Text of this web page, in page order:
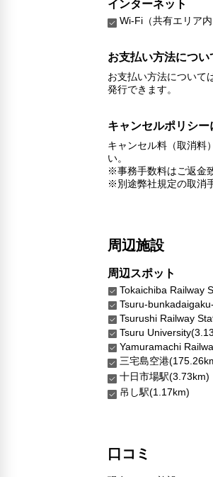
インターネット
Wi-Fi（共有エリア内
お支払い方法につい
お支払い方法について
発行できます。
キャンセルポリシー
キャンセル料（取消料
い。
※事務手数料はご返金
※別途弊社規定の取消
周辺施設
周辺スポット
Tokaichiba Railway
Tsuru-
Tsurushi Railway
Tsuru
Yamuramachi
三宅島空港
十日市場駅(3.73km)
吊し駅(1.17km)
口コミ